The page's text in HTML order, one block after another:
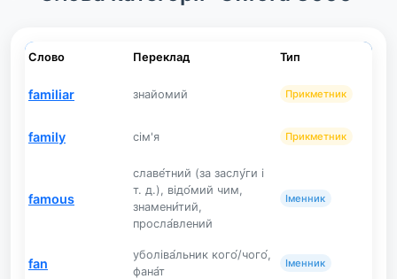
Слово Переклад Тип
familiar знайомий Прикметник
family сім'я Прикметник
famous
славе́тний (за заслу́ги і
т. д.), відо́мий чим,
знамени́тий,
просла́влений
Іменник
fan
уболіва́льник кого́/чого́,
фана́т
Іменник